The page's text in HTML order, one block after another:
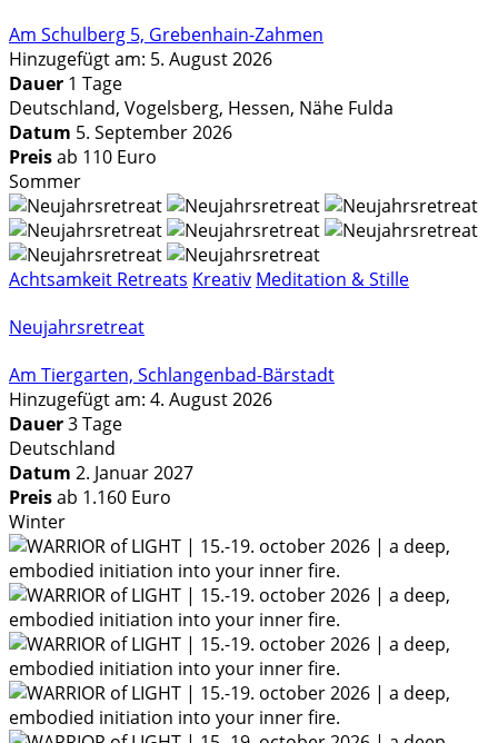
Am Schulberg 5, Grebenhain-Zahmen
Hinzugefügt am: 5. August 2026
Dauer 1 Tage
Deutschland, Vogelsberg, Hessen, Nähe Fulda
Datum 5. September 2026
Preisab 110 Euro
Sommer
Achtsamkeit Retreats Kreativ Meditation & Stille
Neujahrsretreat
Am Tiergarten, Schlangenbad-Bärstadt
Hinzugefügt am: 4. August 2026
Dauer3 Tage
Deutschland
Datum 2. Januar 2027
Preisab 1.160 Euro
Winter